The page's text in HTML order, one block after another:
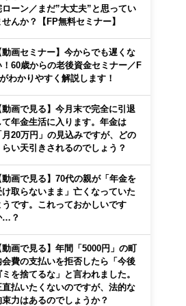
ローン／まだ”大丈夫”と思ってい
せんか？【FP無料セミナー】
動画セミナー】今からでも遅くな
！60歳からの老後資金セミナー／F
わかりやすく解説します！
動画で見る】今月末で完全に引退
て年金生活に入ります。年金は
月20万円」の見込みですが、どの
らい天引きされるのでしょう？
動画で見る】70代の親が「年金を
け取らないまま」亡くなっていた
うです。これっておかしいです
…？
動画で見る】年間「5000円」の町
会費の支払いを拒否したら「今後
ミを捨てるな」と言われました。
直払いたくないのですが、法的な
束力はあるのでしょうか？